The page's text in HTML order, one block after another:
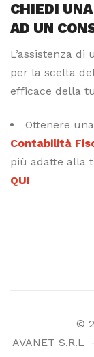
CHIEDI
AD UN
L’assistenza
per la scelta
efficace della
Ottenere
Contabilità
più adatte alla
QUI
©
AVANET S.R.L